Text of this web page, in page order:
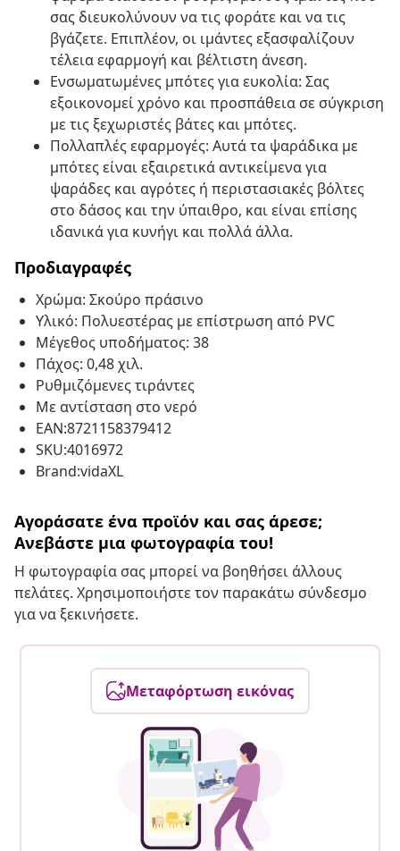
σας διευκολύνουν να τις φοράτε και να τις
βγάζετε. Επιπλέον, οι ιμάντες εξασφαλίζουν
τέλεια εφαρμογή και βέλτιστη άνεση.
Ενσωματωμένες μπότες για ευκολία: Σας
εξοικονομεί χρόνο και προσπάθεια σε σύγκριση
με τις ξεχωριστές βάτες και μπότες.
Πολλαπλές εφαρμογές: Αυτά τα ψαράδικα με
μπότες είναι εξαιρετικά αντικείμενα για
ψαράδες και αγρότες ή περιστασιακές βόλτες
στο δάσος και την ύπαιθρο, και είναι επίσης
ιδανικά για κυνήγι και πολλά άλλα.
Προδιαγραφές
Χρώμα: Σκούρο πράσινο
Υλικό: Πολυεστέρας με επίστρωση από PVC
Μέγεθος υποδήματος: 38
Πάχος: 0,48 χιλ.
Ρυθμιζόμενες τιράντες
Με αντίσταση στο νερό
EAN:8721158379412
SKU:4016972
Brand:vidaXL
Αγοράσατε ένα προϊόν και σας άρεσε;
Ανεβάστε μια φωτογραφία του!
Η φωτογραφία σας μπορεί να βοηθήσει άλλους
πελάτες. Χρησιμοποιήστε τον παρακάτω σύνδεσμο
για να ξεκινήσετε.
Μεταφόρτωση εικόνας